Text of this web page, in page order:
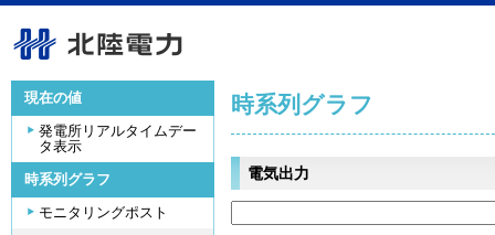
現在の値
発電所リアルタイムデー
タ表示
時系列グラフ
モニタリングポスト
時系列グラフ
電気出力